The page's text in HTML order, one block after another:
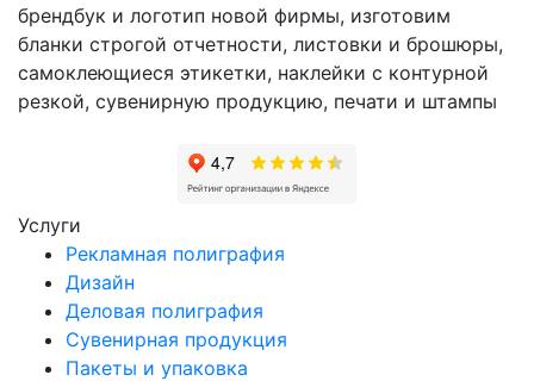
брендбук и логотип новой фирмы, изготовим
бланки строгой отчетности, листовки и брошюры,
самоклеющиеся этикетки, наклейки с контурной
резкой, сувенирную продукцию, печати и штампы
Услуги
Рекламная полиграфия
Дизайн
Деловая полиграфия
Сувенирная продукция
Пакеты и упаковка